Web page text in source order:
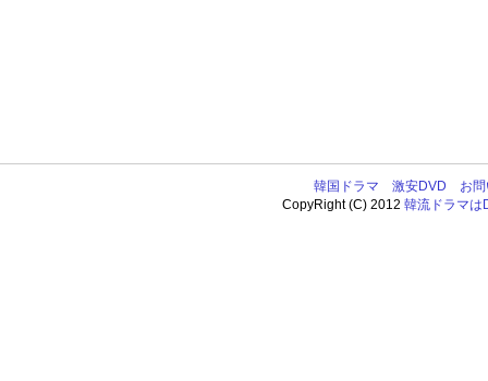
韓国ドラマ 激安DVD
お
CopyRight (C) 2012韓流ドラマは